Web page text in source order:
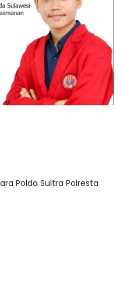
Polda Sultra Polresta